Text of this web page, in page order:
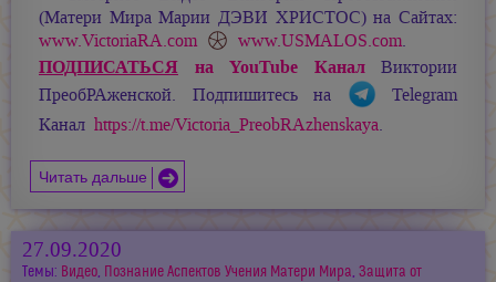
(Матери МираМарии ДЭВИ ХРИСТОС) на Сайтах:
www.VictoriaRA.com
www.USMALOS.com.
ПОДПИСАТЬСЯ на YouTube КаналВиктории
ПреобРАженской. Подпишитесь на
Telegram
Канал https://t.me/Victoria_PreobRAzhenskaya.
Читать дальше
27.09.2020
Темы: Видео, Познание Аспектов Учения Матери Мира, Защита от